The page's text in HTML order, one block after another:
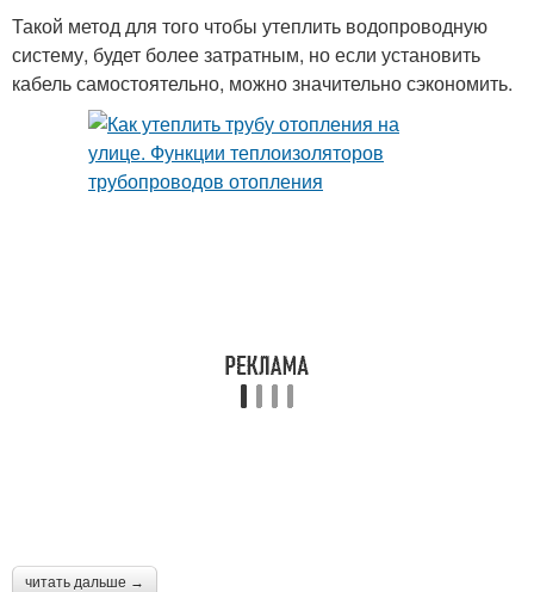
Такой метод для того чтобы утеплить водопроводную
систему, будет более затратным, но если установить
кабель самостоятельно, можно значительно сэкономить.
читать дальше →